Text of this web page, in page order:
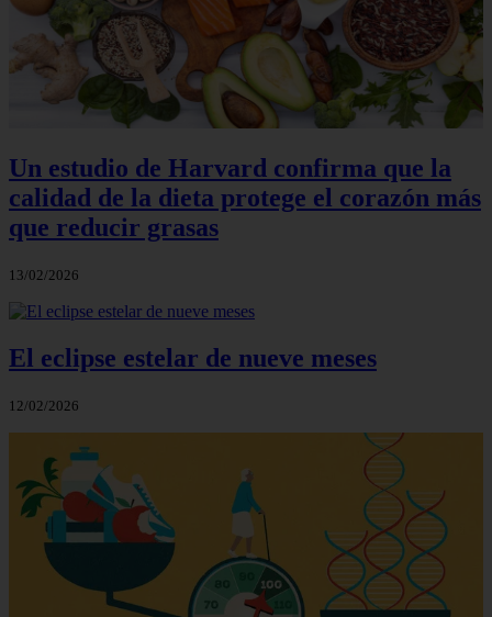
Un estudio de Harvard confirma que la
calidad de la dieta protege el corazón más
que reducir grasas
13/02/2026
El eclipse estelar de nueve meses
12/02/2026